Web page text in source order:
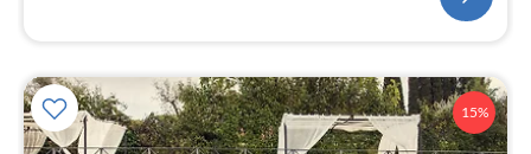
15%